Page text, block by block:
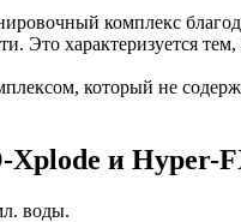
комплекс
Это характеризуется
который не
и Hyper-
воды.